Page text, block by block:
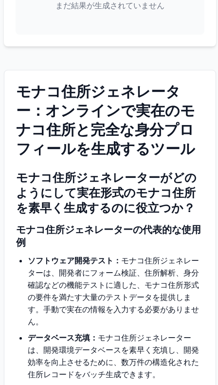
まだ結果が生成されていません
モナコ住所ジェネレータ
ー：オンラインで実在のモ
ナコ住所と完全な身分プロ
フィールを生成するツール
モナコ住所ジェネレーターがどの
ようにして実在形式のモナコ住所
を素早く生成するのに役立つか？
モナコ住所ジェネレーターの代表的な使用
例
ソフトウェア開発テスト： モナコ住所ジェネレー
ターは、開発者にフォーム検証、住所解析、身分
確認などの機能テストに適した、モナコ住所形式
の要件を満たす大量のテストデータを提供しま
す。手動で実在の情報を入力する必要がありませ
ん。
データベース充填： モナコ住所ジェネレーター
は、開発環境データベースを素早く充填し、開発
効率を向上させるために、数万件の構造化された
住所レコードをバッチ生成できます。